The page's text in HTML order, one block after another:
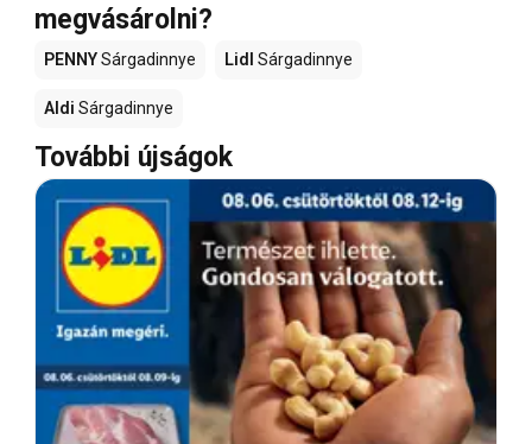
megvásárolni?
PENNYSárgadinnye Lidl Sárgadinnye
Aldi Sárgadinnye
További újságok